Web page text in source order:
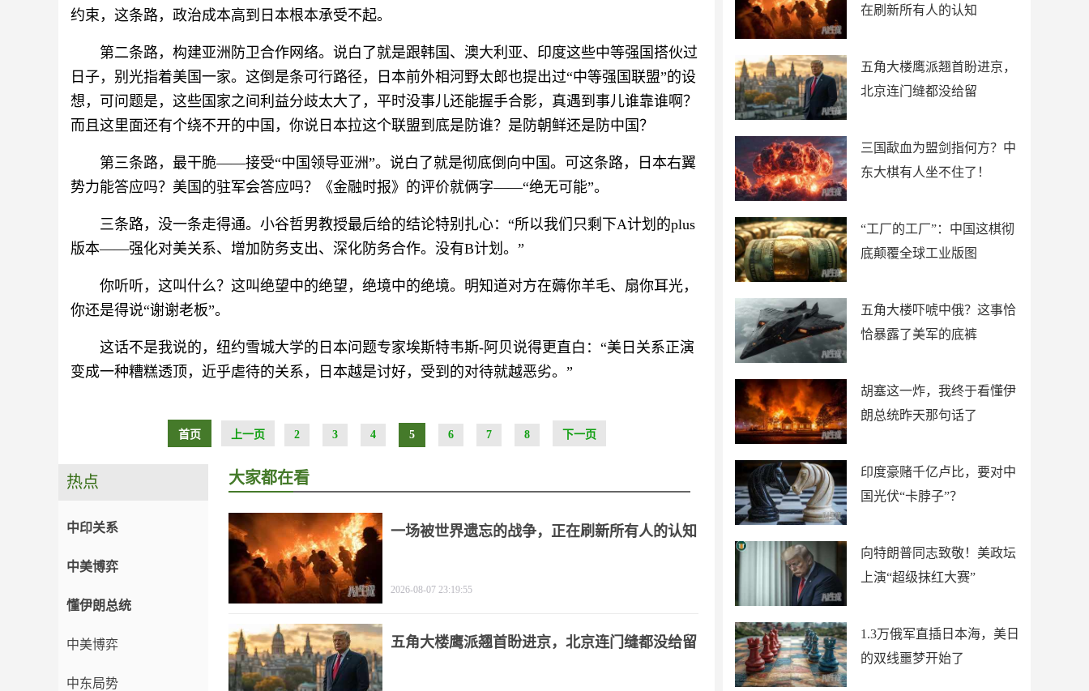
约束，这条路，政治成本高到日本根本承受不起。
第二条路，构建亚洲防卫合作网络。说白了就是跟韩国、澳大利亚、印度这些中等强国搭伙过
日子，别光指着美国一家。这倒是条可行路径，日本前外相河野太郎也提出过“中等强国联盟”的设
想，可问题是，这些国家之间利益分歧太大了，平时没事儿还能握手合影，真遇到事儿谁靠谁啊？
而且这里面还有个绕不开的中国，你说日本拉这个联盟到底是防谁？是防朝鲜还是防中国？
第三条路，最干脆——接受“中国领导亚洲”。说白了就是彻底倒向中国。可这条路，日本右翼
势力能答应吗？美国的驻军会答应吗？《金融时报》的评价就俩字——“绝无可能”。
三条路，没一条走得通。小谷哲男教授最后给的结论特别扎心：“所以我们只剩下A计划的plus
版本——强化对美关系、增加防务支出、深化防务合作。没有B计划。”
你听听，这叫什么？这叫绝望中的绝望，绝境中的绝境。明知道对方在薅你羊毛、扇你耳光，
你还是得说“谢谢老板”。
这话不是我说的，纽约雪城大学的日本问题专家埃斯特韦斯-阿贝说得更直白：“美日关系正演
变成一种糟糕透顶，近乎虐待的关系，日本越是讨好，受到的对待就越恶劣。”
首页 上一页 2 3 4 5 6 7 8 下一页
在刷新所有人的认知
五角大楼鹰派翘首盼进京，
北京连门缝都没给留
三国歃血为盟剑指何方？中
东大棋有人坐不住了！
“工厂的工厂”：中国这棋彻
底颠覆全球工业版图
五角大楼吓唬中俄？这事恰
恰暴露了美军的底裤
胡塞这一炸，我终于看懂伊
朗总统昨天那句话了
印度豪赌千亿卢比，要对中
国光伏“卡脖子”？
向特朗普同志致敬！美政坛
上演“超级抹红大赛”
1.3万俄军直插日本海，美日
的双线噩梦开始了
热点
中印关系
中美博弈
懂伊朗总统
中美博弈
中东局势
大家都在看
一场被世界遗忘的战争，正在刷新所有人的认知
2026-08-07 23:19:55
五角大楼鹰派翘首盼进京，北京连门缝都没给留